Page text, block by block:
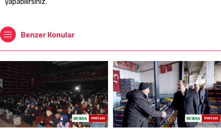
Benzer Konular